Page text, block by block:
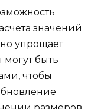
значений
упрощает
быть
чтобы